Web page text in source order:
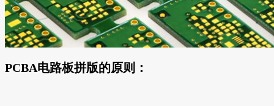
PCBA电路板拼版的原则：